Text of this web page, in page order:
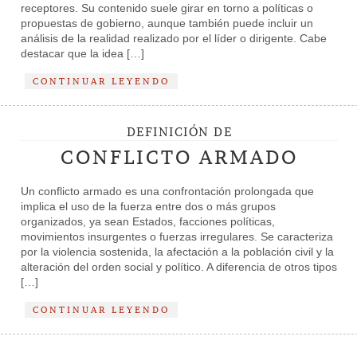
receptores. Su contenido suele girar en torno a políticas o
propuestas de gobierno, aunque también puede incluir un
análisis de la realidad realizado por el líder o dirigente. Cabe
destacar que la idea […]
CONTINUAR LEYENDO
DEFINICIÓN DE
CONFLICTO ARMADO
Un conflicto armado es una confrontación prolongada que
implica el uso de la fuerza entre dos o más grupos
organizados, ya sean Estados, facciones políticas,
movimientos insurgentes o fuerzas irregulares. Se caracteriza
por la violencia sostenida, la afectación a la población civil y la
alteración del orden social y político. A diferencia de otros tipos
[…]
CONTINUAR LEYENDO